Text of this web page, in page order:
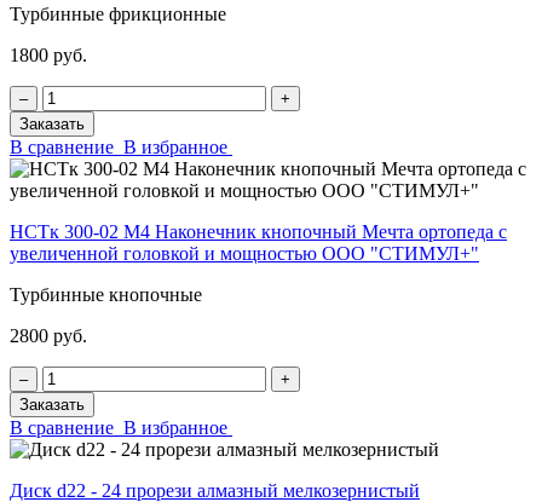
Турбинные фрикционные
1800 руб.
‒
+
Заказать
В сравнение В избранное
НСТк 300-02 М4 Наконечник кнопочный Мечта ортопеда с
увеличенной головкой и мощностью ООО "СТИМУЛ+"
Турбинные кнопочные
2800 руб.
‒
+
Заказать
В сравнение В избранное
Диск d22 - 24 прорези алмазный мелкозернистый